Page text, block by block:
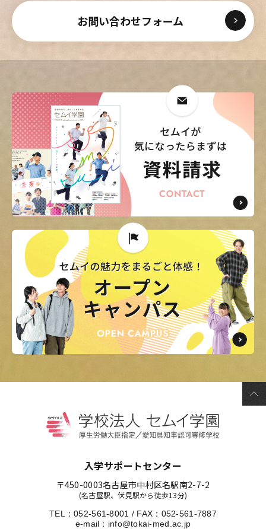
お問い合わせフォーム
入学サポートセンター
〒450-0003名古屋市中村区名駅南2-7-2
(名古屋駅、伏見駅から徒歩13分)
TEL：052-561-8001 / FAX：052-561-7887
e-mail： info@tokai-med.ac.jp